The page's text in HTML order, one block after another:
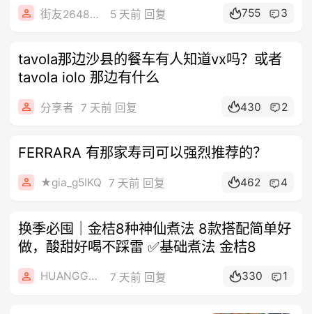
街友26482788 5 天前 回复 755 3
tavola那边沙县的餐车有人知道vx吗？或者
tavola iolo 那边有什么
分享者 7 天前 回复 430 2
FERRARA 有那家寿司可以强烈推荐的？
★gia_g5IKQ 7 天前 回复 462 4
换季必囤｜金桔8种神仙煮法 8款搭配简单好
做，酸甜好喝不踩雷 ✅基础煮法 金桔8
HUANGGANG2 7 天前 回复 330 1